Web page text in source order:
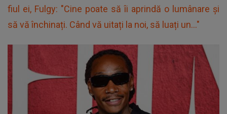
fiul ei, Fulgy: "Cine poate să îi aprindă o lumânare și
să vă închinați. Când vă uitați la noi, să luați un..."